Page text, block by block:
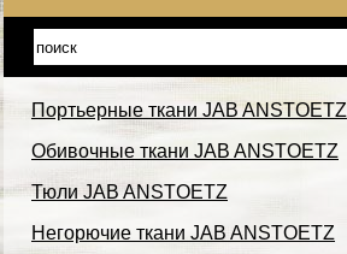
Портьерные ткани JAB ANSTOETZ
Обивочные ткани JAB ANSTOETZ
Тюли JAB ANSTOETZ
Негорючие ткани JAB ANSTOETZ